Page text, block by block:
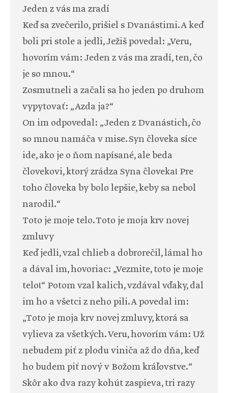
Jeden z vás ma zradí
Keď sa zvečerilo, prišiel s Dvanástimi. A keď
boli pri stole a jedli, Ježiš povedal: „Veru,
hovorím vám: Jeden z vás ma zradí, ten, čo
je so mnou.“
Zosmutneli a začali sa ho jeden po druhom
vypytovať: „Azda ja?“
On im odpovedal: „Jeden z Dvanástich, čo
so mnou namáča v mise. Syn človeka síce
ide, ako je o ňom napísané, ale beda
človekovi, ktorý zrádza Syna človeka! Pre
toho človeka by bolo lepšie, keby sa nebol
narodil.“
Toto je moje telo. Toto je moja krv novej
zmluvy
Keď jedli, vzal chlieb a dobrorečil, lámal ho
a dával im, hovoriac: „Vezmite, toto je moje
telo!“ Potom vzal kalich, vzdával vďaky, dal
im ho a všetci z neho pili. A povedal im:
„Toto je moja krv novej zmluvy, ktorá sa
vylieva za všetkých. Veru, hovorím vám: Už
nebudem piť z plodu viniča až do dňa, keď
ho budem piť nový v Božom kráľovstve.“
Skôr ako dva razy kohút zaspieva, tri razy